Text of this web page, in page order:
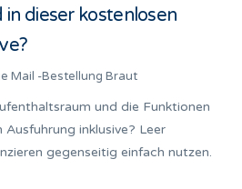
in dieser kostenlosen
Mail -Bestellung Braut
und die Funktionen
inklusive? Leer
gegenseitig einfach nutzen.